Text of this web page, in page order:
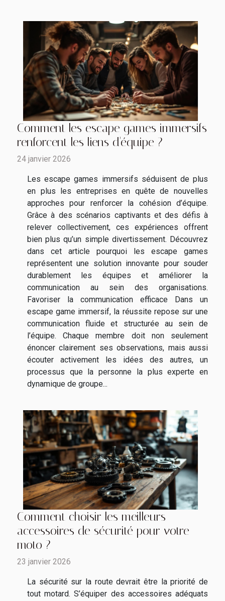
Comment les escape games immersifs
renforcent les liens d'équipe ?
24 janvier 2026
Les escape games immersifs séduisent de plus
en plus les entreprises en quête de nouvelles
approches pour renforcer la cohésion d’équipe.
Grâce à des scénarios captivants et des défis à
relever collectivement, ces expériences offrent
bien plus qu’un simple divertissement. Découvrez
dans cet article pourquoi les escape games
représentent une solution innovante pour souder
durablement les équipes et améliorer la
communication au sein des organisations.
Favoriser la communication efficace Dans un
escape game immersif, la réussite repose sur une
communication fluide et structurée au sein de
l’équipe. Chaque membre doit non seulement
énoncer clairement ses observations, mais aussi
écouter activement les idées des autres, un
processus que la personne la plus experte en
dynamique de groupe...
Comment choisir les meilleurs
accessoires de sécurité pour votre
moto ?
23 janvier 2026
La sécurité sur la route devrait être la priorité de
tout motard. S’équiper des accessoires adéquats